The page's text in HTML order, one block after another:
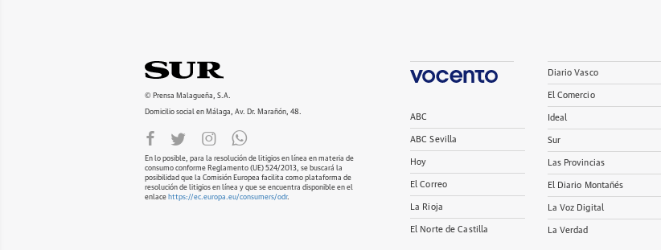
© Prensa Malagueña, S.A.
Domicilio social en Málaga, Av. Dr. Marañón, 48.
En lo posible, para la resolución de litigios en línea en materia de
consumo conforme Reglamento (UE) 524/2013, se buscará la
posibilidad que la Comisión Europea facilita como plataforma de
resolución de litigios en línea y que se encuentra disponible en el
enlace https://ec.europa.eu/consumers/odr.
ABC
ABC Sevilla
Hoy
El Correo
La Rioja
El Norte de Castilla
Diario Vasco
El Comercio
Ideal
Sur
Las Provincias
El Diario Montañés
La Voz Digital
La Verdad